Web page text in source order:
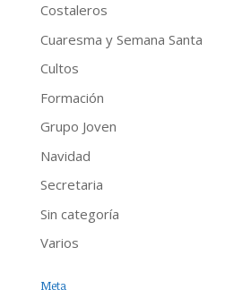
Costaleros
Cuaresma y Semana Santa
Cultos
Formación
Grupo Joven
Navidad
Secretaria
Sin categoría
Varios
Meta